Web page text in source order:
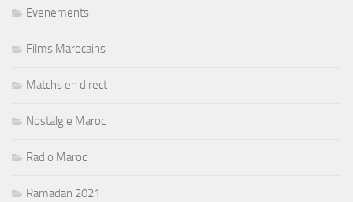
Evenements
Films Marocains
Matchs en direct
Nostalgie Maroc
Radio Maroc
Ramadan 2021